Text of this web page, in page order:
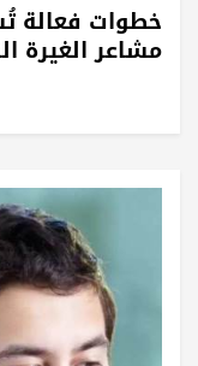
خطوات فعالة
مشاعر الغيرة